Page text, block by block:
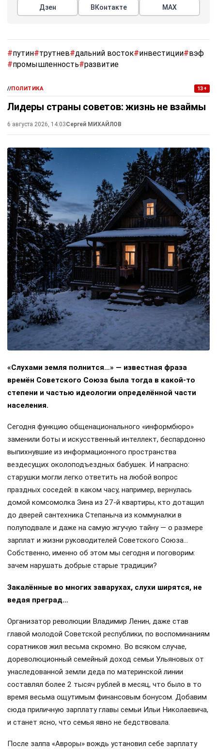
Дзен ВКонтакте МАХ
#путин#трутнев#дальний восток#инвестиции#вэф
#промышленность#развитие
//ПОЛИТИКА 13+
Лидеры страны советов: жизнь не взаймы
6 августа 2026, 14:03Сергей МИХАЙЛОВ
«Слухами земля полнится…» — известная фраза
времён Советского Союза была тогда в какой-то
степени и частью идеологии определённой части
населения.
Сегодня функцию общенационального «информбюро»
заменили боты и искусственный интеллект, беспардонно
выпихнувшие из информационного пространства
вездесущих околоподъездных бабушек. И напрасно:
старушки могли легко ответить на любой вопрос
праздных соседей: в каком часу, например, вернулась
домой комсомолка Зина из 27-й квартиры, кто дотащил
до дверей сантехника Степаныча из коммуналки в
полуподвале и даже на самую жгучую тайну — о размере
зарплат и жизни руководителей Советского Союза…
Собственно, именно об этом мы сегодня и поговорим:
зачем нарушать добрые старые традиции?
Закалённые во многих заварухах, слухи ширятся, не
ведая преград…
Организатор революции Владимир Ленин, даже став
главой молодой Советской республики, по воспоминаниям
соратников жил весьма скромно. Во всяком случае,
дореволюционный семейный доход семьи Ульяновых от
унаследованной земли деда по материнской линии
составлял более 2 тысяч рублей в месяц, что было в то
время весьма ощутимым финансовым бонусом. Добавим
сюда приличную зарплату главы семьи Ильи Николаевича,
и станет ясно, что семья явно не бедствовала.
После залпа «Авроры» вождь установил себе зарплату